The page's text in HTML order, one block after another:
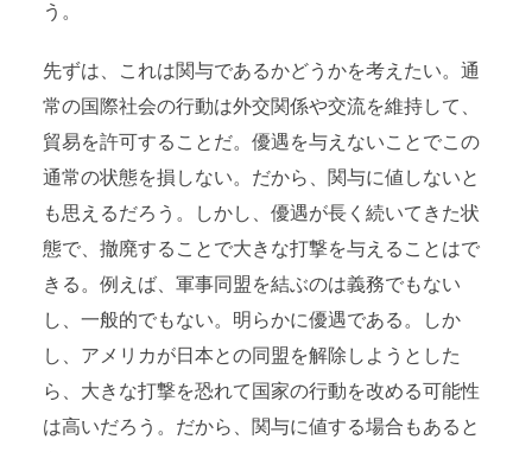
う。
先ずは、これは関与であるかどうかを考えたい。通
常の国際社会の行動は外交関係や交流を維持して、
貿易を許可することだ。優遇を与えないことでこの
通常の状態を損しない。だから、関与に値しないと
も思えるだろう。しかし、優遇が長く続いてきた状
態で、撤廃することで大きな打撃を与えることはで
きる。例えば、軍事同盟を結ぶのは義務でもない
し、一般的でもない。明らかに優遇である。しか
し、アメリカが日本との同盟を解除しようとした
ら、大きな打撃を恐れて国家の行動を改める可能性
は高いだろう。だから、関与に値する場合もあると